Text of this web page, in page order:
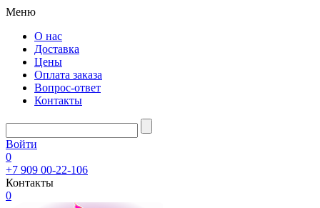
Меню
О нас
Доставка
Цены
Оплата заказа
Вопрос-ответ
Контакты
Войти
0
+7 909 00-22-106
Контакты
0